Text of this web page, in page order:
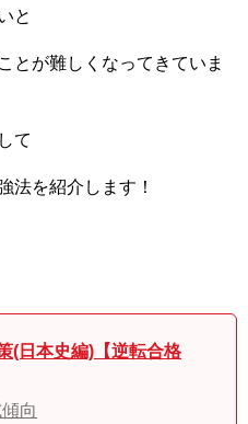
と
とが難しくなってきていま
て
法を紹介します！
(日本史編)【逆転合格
向